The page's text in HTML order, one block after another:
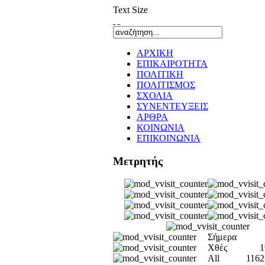
Text Size
ΑΡΧΙΚΗ
ΕΠΙΚΑΙΡΟΤΗΤΑ
ΠΟΛΙΤΙΚΗ
ΠΟΛΙΤΙΣΜΟΣ
ΣΧΟΛΙΑ
ΣΥΝΕΝΤΕΥΞΕΙΣ
ΑΡΘΡΑ
ΚΟΙΝΩΝΙΑ
ΕΠΙΚΟΙΝΩΝΙΑ
Μετρητής
Σήμερα
Χθές
All